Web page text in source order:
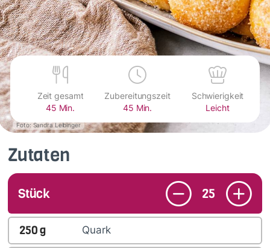
Foto: Sandra Leibinger
Zeit gesamt
45 Min.
Zubereitungszeit
45 Min.
Schwierigkeit
Leicht
Zutaten
Stück 25
250g Quark